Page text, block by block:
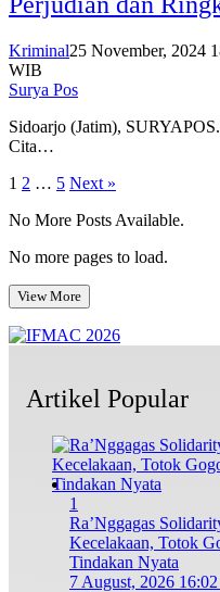
Kriminal25 November, 2024
WIB
Surya Pos
Sidoarjo (Jatim),
Cita…
Posts
pagination
1 2 … 5 Next »
No More Posts Available.
No more pages to load.
View More
Artikel Popular
1
Ra’Nggagas
Kecelakaan, Totok
Tindakan Nyata
7 August, 2026